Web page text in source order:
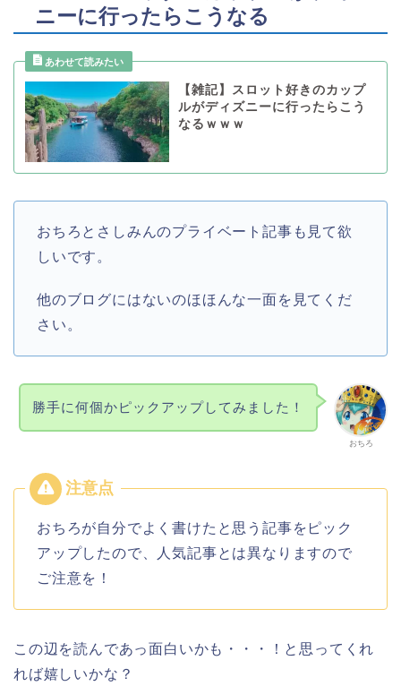
ニーに行ったらこうなる
【雑記】スロット好きのカップ
ルがディズニーに行ったらこう
なるｗｗｗ
おちろとさしみんのプライベート記事も見て欲
しいです。
他のブログにはないのほほんな一面を見てくだ
さい。
おちろ
勝手に何個かピックアップしてみました！
おちろが自分でよく書けたと思う記事をピック
アップしたので、人気記事とは異なりますので
ご注意を！
この辺を読んであっ面白いかも・・・！と思ってくれ
れば嬉しいかな？